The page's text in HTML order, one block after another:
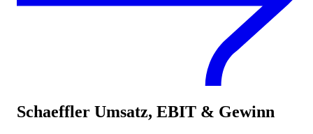
Schaeffler Umsatz, EBIT & Gewinn